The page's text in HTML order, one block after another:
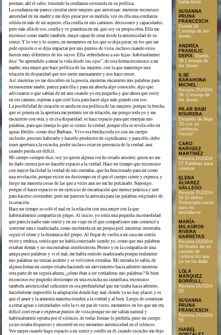
poemas, ahí el salto, teniendo la confianza sostenida en su política.
La confianza me parece circular entre mujeres que autorizan: mientras reconozco
autoridad en mi madre y me dejo guiar por su medida, veo en ella una confianza
sólida en más de un aspecto, ella confía en mis caminos, decisiones y capacidades,
pero más allá de eso, confía y ve grandeza en mí, que soy su propia obra. Ella me
reconoce como madre también, mujer capaz de crear desde la autenticidad de su
sentir. Y lo veo y lo siento, en momentos en los que se deja guiar, en los que me
pide opinión o se deja impactar por mis puntos de vista, incluso cuando estos
fuesen muy diferentes de los suyos. Ella -refiriéndose a sus hijas- habitualmente
dice “he aprendido a mirar la vida desde sus ojos”, de esta forma reconozco a mi
madre, una mujer que hace política de las mujeres, con la que mantengo una
relación de disparidad que nos nutre mutuamente y nos hace crecer.
Así, mientras yo me descubro en la poesía, mientras encuentro mis palabras para
reconocerme madre, parece para ella y para mi abuela algo conocido, algo que
adivinaron o que sabían de mí aun cuando yo era pequeña y que ahora que estoy
en ese camino, esperan a que esté lista para hacer algo más grande con eso.
La posibilidad de creación se anida en esa política de las mujeres, porque la brecha
que se genera en la apertura me permite ser en relación, me pongo toda yo y me
encuentro con otra, y en esa disparidad, se hace espacio para que emerjan mis
palabras, para que emerja lo que se siente, la verdad, porque ella se revela sólo en
aguas fértiles -como dice Barbara-. Vivo esa brecha toda yo con mi cuerpo
incluido, procuro habitarlo y hacerlo productor de significante, y para ello, debo
tener apertura a la escucha, poder incluso estar en presencia de la verdad, aun
cuando pueda ser difícil.
Mi cuerpo siempre dice, soy yo quien alguna vez he estado ausente, quien no me
he dado cuenta por no hacerle espacio a la verdad. Hace un tiempo que reconozco
con mayor facilidad la verdad de mis entrañas, que ha funcionado para mí como
una revelación, porque existe un destiempo en el que el cuerpo siente y expresa, y
luego me muestra cosas de las que a veces aun no me he percatado. Supongo,
porque el hacer espacio es un ejercicio de encarnación que merece práctica y aire
para hacerse costumbre, pero me parecen la antesala para las palabras originales de
la creación.
Hace un tiempo se coló el mal en la relación con una mujer con la que
habitualmente compartía en grupo. Al inicio, yo tenía una pequeña incomodidad
que parecía nadie más sentir y en un viaje en el que compartimos más comencé a
sentirme rara e inadecuada, como incómoda en mi propia piel, mientras intentaba
seguir el ritmo y la dinámica del grupo. Al llegar de vuelta a mi casa me sentía
triste y errática, sentía que no había conectado siendo yo, como que mis palabras
estaban demás y no encontraban interlocutora. Pronto y en la compañía de una
amiga puse palabras y vi el mal, me había sentido inadecuada porque realmente
mis palabras no tenían asidero y se volvieron extrañas. Mi entraña lo sabía, de
alguna forma mi cuerpo estaba haciendo un movimiento hacia adentro mientras
otra parte de mi seguía afuera, ¿cómo iban a ser verdaderas mis palabras? Si bien
reconozco ese pequeño destiempo en una escucha no inmediata, reconozco
también autenticidad suficiente en esa profundidad que me tiraba hacia adentro,
haciéndome imposible la adaptación donde hay mal, donde ya no hay placer, y es
que el amor y la armonía materna tienden a la verdad y al bien. Luego de comenzar
a cerrar aguas e intimidades solo la vi un par de veces, momentos en los que me era
difícil conversar o expresar puntos de vista porque no me salían natural y
habitualmente optaba por el silencio, de todas formas lo prefería, pues mi cuerpo
ya no estaba dispuesto y encontré en ese momento autenticidad en el silencio.
Veo mejor cuando hago espacio a mi sentir y confío en él, cuando escucho me dejo
habla Amor
SUSANNA
PRUNA
FRANCESCH :
Duoda 58
L'enveja de les
dones
ANDREA
FRANULIC
DEPIX: Duoda
58 L'enveja de
les dones
ILSE
BARAHONA
MICHEL:
Revista DUODA
58 -L'enveja de
les dones
PILAR BABI
ROURERA:
Després de llegir
“El cos es
confessa:
l’incest”
CARO
NARVÁEZ
MARTÍNEZ:
Revista DUODA
57 Palabras para
celebrar
ELENA
ÁLVAREZ
GALLEGO:
Revista DUODA
56 El último
Sottosopra:razón
para no
desfallecer
MARÍA-
MILAGROS
RIVERA
GARRETAS:
Revista DUODA
56:Nudos de un
cambio de
civilización que
ya se ha dado
LOLA
MÁRQUEZ
BORRULL :
Revista DUODA
55
SUSANNA
PRUNA
FRANCESCH :
Revista DUODA
55
ISABEL